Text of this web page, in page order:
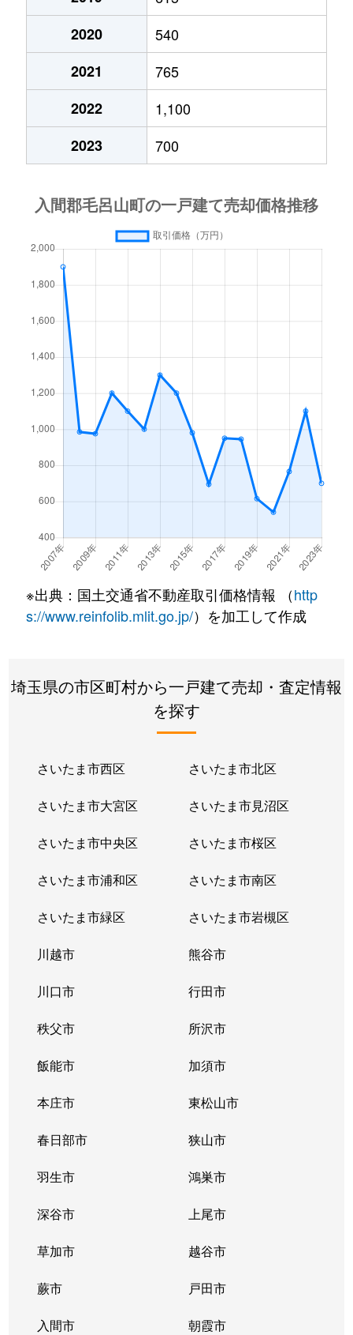
580万円
1,400万円
500万円
1,200万円
大字毛呂本郷
大字毛呂本郷
320万円
500万円
徒歩4分
武州長瀬
徒歩11分
武州長瀬 徒歩5分
2020
540
2021
765
2022
1,100
2023
700
※出典：国土交通省不動産取引価格情報 （http
s://www.reinfolib.mlit.go.jp/）を加工して作成
埼玉県の市区町村から一戸建て売却・査定情報
を探す
さいたま市西区 さいたま市北区
さいたま市大宮区 さいたま市見沼区
さいたま市中央区 さいたま市桜区
さいたま市浦和区 さいたま市南区
さいたま市緑区 さいたま市岩槻区
川越市 熊谷市
川口市 行田市
秩父市 所沢市
飯能市 加須市
本庄市 東松山市
春日部市 狭山市
羽生市 鴻巣市
深谷市 上尾市
草加市 越谷市
蕨市 戸田市
入間市 朝霞市